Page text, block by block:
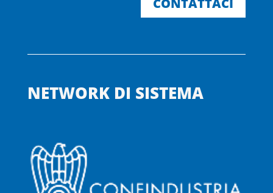
CONTATTACI
NETWORK DI SISTEMA